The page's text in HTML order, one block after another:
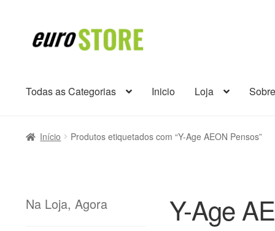
para
Saltar
para
Todas as Categorias
Inicio Loja
Início Produtos etiquetados com “Y-Age AEON Pensos”
Y-Age
Na Loja, Agora